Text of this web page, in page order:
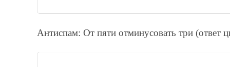
Антиспам: От пяти отминycовать тpи (ответ